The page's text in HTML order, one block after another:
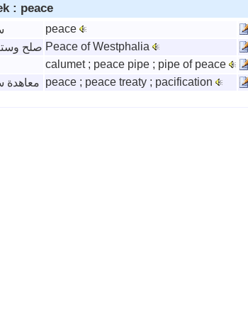
: peace
peace
صلح Peace of Westphalia
calumet ; peace pipe ; pipe of peace
معاهدة peace ; peace treaty ; pacification